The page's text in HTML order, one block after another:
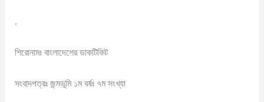
.
শিরোনামঃ বাংলাদেশের ডাকটিকিট
সংবাদপত্রঃ জন্মভূমি ১ম বর্ষঃ ৭ম সংখ্যা